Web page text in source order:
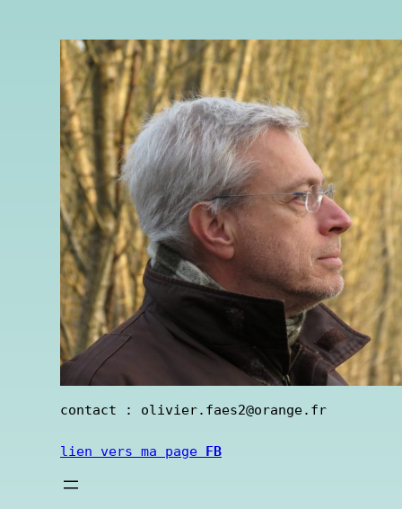
contact :
lien vers ma page FB